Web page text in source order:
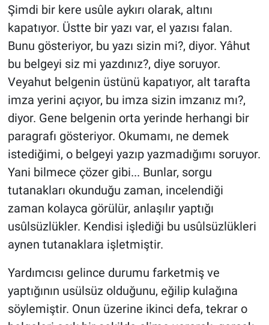
Şimdi bir kere usûle aykırı olarak, altını
kapatıyor. Üstte bir yazı var, el yazısı falan.
Bunu gösteriyor, bu yazı sizin mi?, diyor. Yâhut
bu belgeyi siz mi yazdınız?, diye soruyor.
Veyahut belgenin üstünü kapatıyor, alt tarafta
imza yerini açıyor, bu imza sizin imzanız mı?,
diyor. Gene belgenin orta yerinde herhangi bir
paragrafı gösteriyor. Okumamı, ne demek
istediğimi, o belgeyi yazıp yazmadığımı soruyor.
Yani bilmece çözer gibi... Bunlar, sorgu
tutanakları okunduğu zaman, incelendiği
zaman kolayca görülür, anlaşılır yaptığı
usûlsüzlükler. Kendisi işlediği bu usûlsüzlükleri
aynen tutanaklara işletmiştir.
Yardımcısı gelince durumu farketmiş ve
yaptığının usülsüz olduğunu, eğilip kulağına
söylemiştir. Onun üzerine ikinci defa, tekrar o